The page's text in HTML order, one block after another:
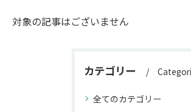
対象の記事はございません
カテゴリー
全てのカテゴリー